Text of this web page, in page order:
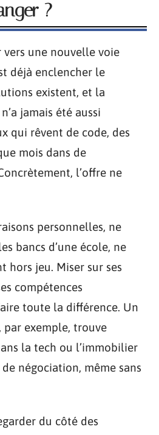
?
vers une nouvelle voie
déjà enclencher le
existent, et la
jamais été aussi
qui rêvent de code, des
mois dans de
l’offre ne
personnelles, ne
bancs d’une école, ne
hors jeu. Miser sur ses
compétences
toute la différence. Un
exemple, trouve
la tech ou l’immobilier
négociation, même sans
du côté des